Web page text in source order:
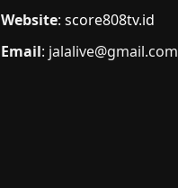
Website: score808tv.id
Email: jalalive@gmail.com